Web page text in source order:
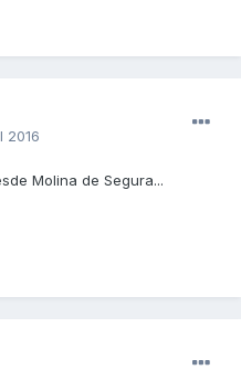
2016
Molina de Segura...